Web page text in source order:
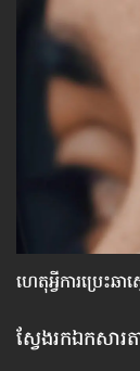
ហេតុអ្វី​ការប្រេះឆ
ស្វែងរកឯកសារ